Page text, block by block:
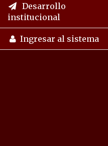
Desarrollo
institucional
Ingresar al sistema